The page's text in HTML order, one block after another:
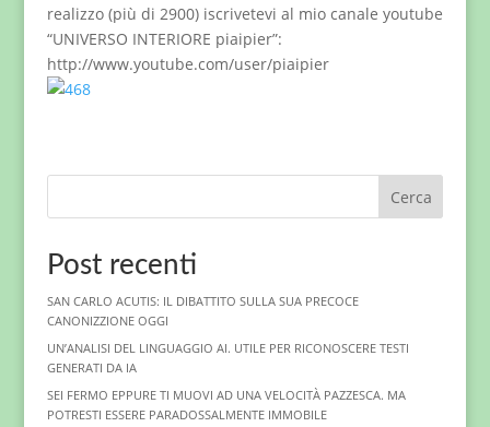
realizzo (più di 2900) iscrivetevi al mio canale youtube
“UNIVERSO INTERIORE piaipier”:
http://www.youtube.com/user/piaipier
Cerca
Post recenti
SAN CARLO ACUTIS: IL DIBATTITO SULLA SUA PRECOCE
CANONIZZIONE OGGI
UN’ANALISI DEL LINGUAGGIO AI. UTILE PER RICONOSCERE TESTI
GENERATI DA IA
SEI FERMO EPPURE TI MUOVI AD UNA VELOCITÀ PAZZESCA. MA
POTRESTI ESSERE PARADOSSALMENTE IMMOBILE